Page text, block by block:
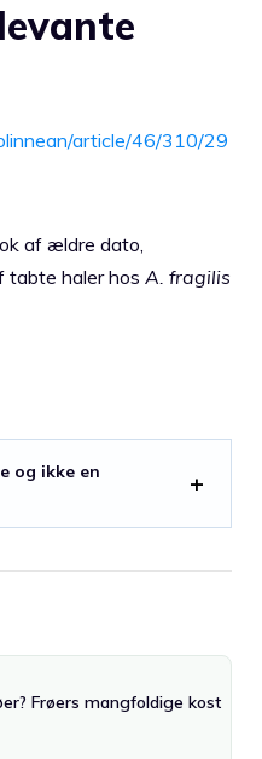
article/46/310/29
af ældre dato,
tabte haler hos A. fragilis
og ikke en
Frøers mangfoldige kost